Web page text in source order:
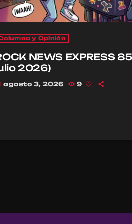
y Opinión
NEWS EXPRESS
2026)
agosto 3, 2026 9